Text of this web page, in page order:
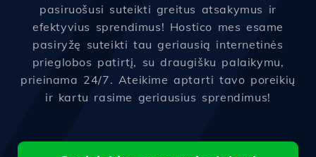
pasiruošusi suteikti greitus atsakymus ir
efektyvius sprendimus! Hostico mes esame
pasiryžę suteikti tau geriausią internetinės
prieglobos patirtį, su draugišku palaikymu,
prieinama 24/7. Ateikime aptarti tavo poreikių
ir kartu rasime geriausius sprendimus!